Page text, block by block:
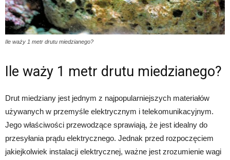
Ile waży 1 metr drutu miedzianego?
Ile waży 1 metr drutu miedzianego?
Drut miedziany jest jednym z najpopularniejszych materiałów
używanych w przemyśle elektrycznym i telekomunikacyjnym.
Jego właściwości przewodzące sprawiają, że jest idealny do
przesyłania prądu elektrycznego. Jednak przed rozpoczęciem
jakiejkolwiek instalacji elektrycznej, ważne jest zrozumienie wagi